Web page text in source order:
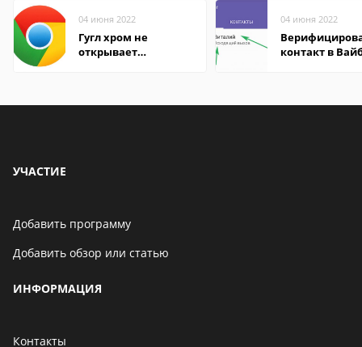
04 июня 2022
Гугл хром не
открывает
04 июня 2022
контакт в
УЧАСТИЕ
Добавить программу
Добавить обзор или статью
ИНФОРМАЦИЯ
Контакты